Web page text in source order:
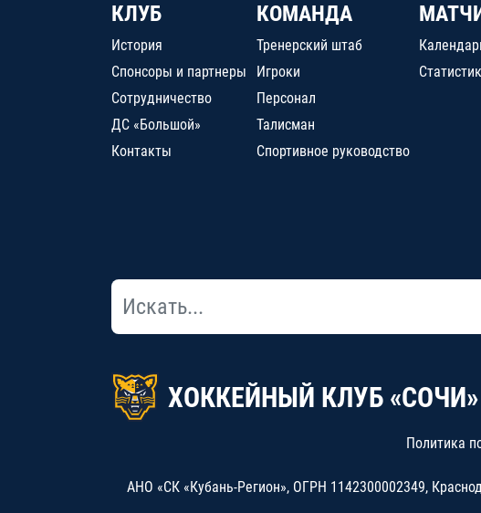
КЛУБ
История
Спонсоры и партнеры
Сотрудничество
ДС «Большой»
Контакты
КОМАНДА
Тренерский штаб
Игроки
Персонал
Талисман
Спортивное руководство
ХОККЕЙНЫЙ КЛУБ «СОЧИ»
Политика
АНО «СК «Кубань-Регион», ОГРН 1142300002349,